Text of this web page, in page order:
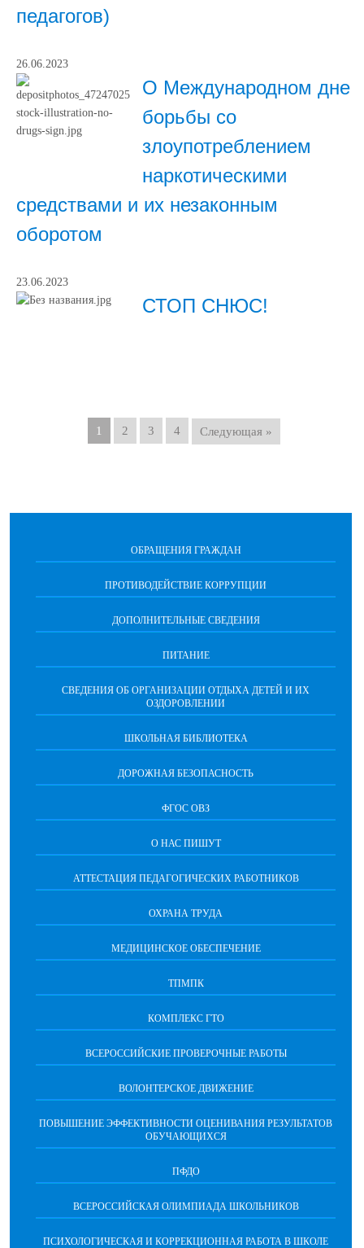
педагогов)
26.06.2023
О Международном дне
борьбы со
злоупотреблением
наркотическими
средствами и их незаконным
оборотом
23.06.2023
СТОП СНЮС!
1 2 3 4 Следующая »
ОБРАЩЕНИЯ ГРАЖДАН
ПРОТИВОДЕЙСТВИЕ КОРРУПЦИИ
ДОПОЛНИТЕЛЬНЫЕ СВЕДЕНИЯ
ПИТАНИЕ
СВЕДЕНИЯ ОБ ОРГАНИЗАЦИИ ОТДЫХА ДЕТЕЙ И ИХ
ОЗДОРОВЛЕНИИ
ШКОЛЬНАЯ БИБЛИОТЕКА
ДОРОЖНАЯ БЕЗОПАСНОСТЬ
ФГОС ОВЗ
О НАС ПИШУТ
АТТЕСТАЦИЯ ПЕДАГОГИЧЕСКИХ РАБОТНИКОВ
ОХРАНА ТРУДА
МЕДИЦИНСКОЕ ОБЕСПЕЧЕНИЕ
ТПМПК
КОМПЛЕКС ГТО
ВСЕРОССИЙСКИЕ ПРОВЕРОЧНЫЕ РАБОТЫ
ВОЛОНТЕРСКОЕ ДВИЖЕНИЕ
ПОВЫШЕНИЕ ЭФФЕКТИВНОСТИ ОЦЕНИВАНИЯ РЕЗУЛЬТАТОВ
ОБУЧАЮЩИХСЯ
ПФДО
ВСЕРОССИЙСКАЯ ОЛИМПИАДА ШКОЛЬНИКОВ
ПСИХОЛОГИЧЕСКАЯ И КОРРЕКЦИОННАЯ РАБОТА В ШКОЛЕ